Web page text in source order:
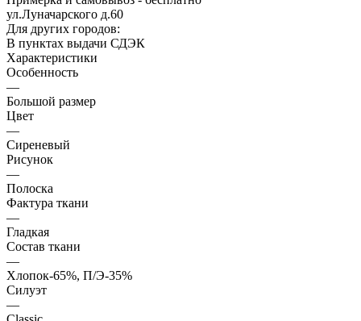
ул.Луначарского д.60
Для других городов:
В пунктах выдачи СДЭК
Характеристики
Особенность
—
Большой размер
Цвет
—
Сиреневый
Рисунок
—
Полоска
Фактура ткани
—
Гладкая
Состав ткани
—
Хлопок-65%, П/Э-35%
Силуэт
—